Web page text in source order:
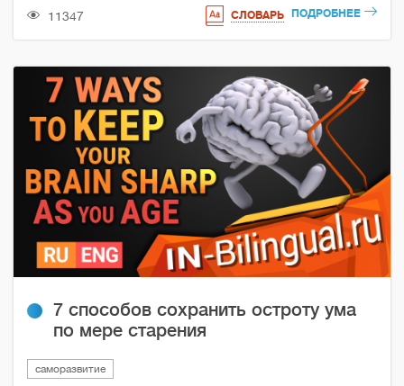
11347 СЛОВАРЬ ПОДРОБНЕЕ
7 способов сохранить остроту ума
по мере старения
саморазвитие